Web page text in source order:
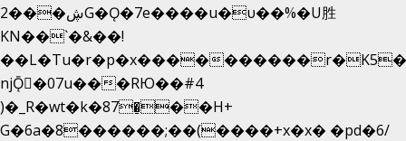
2���ڜG�Ǫ�7e����u�υ��%�U胜
KN��`�&��!
��L�Tu�r�p�x����
njǬ�07u���RЮ��#4
)�_R�wt�k�87�̠��H+
G�6a�8������;��(����+x�x� �pd�6/